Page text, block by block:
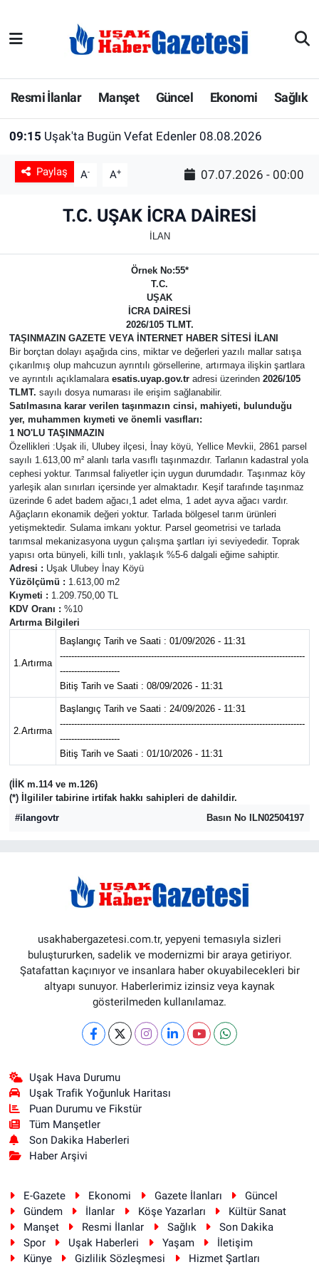
Resmi İlanlar Manşet Güncel Ekonomi Sağlık
09:15 Uşak'ta Bugün Vefat Edenler 08.08.2026
Paylaş A- A+ 07.07.2026 - 00:00
T.C. UŞAK İCRA DAİRESİ
İLAN
Örnek No:55*
T.C.
UŞAK
İCRA DAİRESİ
2026/105 TLMT.
TAŞINMAZIN GAZETE VEYA İNTERNET HABER SİTESİ İLANI
Bir borçtan dolayı aşağıda cins, miktar ve değerleri yazılı mallar satışa
çıkarılmış olup mahcuzun ayrıntılı görsellerine, artırmaya ilişkin şartlara
ve ayrıntılı açıklamalara esatis.uyap.gov.tradresi üzerinden 2026/105
TLMT. sayılı dosya numarası ile erişim sağlanabilir.
Satılmasına karar verilen taşınmazın cinsi, mahiyeti, bulunduğu
yer, muhammen kıymeti ve önemli vasıfları:
1 NO'LU TAŞINMAZIN
Özellikleri :Uşak ili, Ulubey ilçesi, İnay köyü, Yellice Mevkii, 2861 parsel
sayılı 1.613,00 m² alanlı tarla vasıflı taşınmazdır. Tarlanın kadastral yola
cephesi yoktur. Tarımsal faliyetler için uygun durumdadır. Taşınmaz köy
yarleşik alan sınırları içersinde yer almaktadır. Keşif tarafınde taşınmaz
üzerinde 6 adet badem ağacı,1 adet elma, 1 adet ayva ağacı vardır.
Ağaçların ekonamik değeri yoktur. Tarlada bölgesel tarım ürünleri
yetişmektedir. Sulama imkanı yoktur. Parsel geometrisi ve tarlada
tarımsal mekanizasyona uygun çalışma şartları iyi seviyededir. Toprak
yapısı orta bünyeli, killi tınlı, yaklaşık %5-6 dalgali eğime sahiptir.
Adresi : Uşak Ulubey İnay Köyü
Yüzölçümü : 1.613,00 m2
Kıymeti : 1.209.750,00 TL
KDV Oranı : %10
Artırma Bilgileri
1.Artırma
Başlangıç Tarih ve Saati : 01/09/2026 - 11:31
--------------------------------------------------------------------------------------
---------------------
Bitiş Tarih ve Saati : 08/09/2026 - 11:31
2.Artırma
Başlangıç Tarih ve Saati : 24/09/2026 - 11:31
--------------------------------------------------------------------------------------
---------------------
Bitiş Tarih ve Saati : 01/10/2026 - 11:31
(İİK m.114 ve m.126)
(*) İlgililer tabirine irtifak hakkı sahipleri de dahildir.
#ilangovtr
Basın No ILN02504197
usakhabergazetesi.com.tr, yepyeni temasıyla sizleri
buluştururken, sadelik ve modernizmi bir araya getiriyor.
Şatafattan kaçınıyor ve insanlara haber okuyabilecekleri bir
altyapı sunuyor. Haberlerimiz izinsiz veya kaynak
gösterilmeden kullanılamaz.
Uşak Hava Durumu
Uşak Trafik Yoğunluk Haritası
Puan Durumu ve Fikstür
Tüm Manşetler
Son Dakika Haberleri
Haber Arşivi
E-Gazete Ekonomi Gazete İlanları
Güncel
Gündem
İlanlar Köşe Yazarları
Kültür Sanat
Manşet
Resmi İlanlar Sağlık
Son Dakika
Spor
Uşak Haberleri Yaşam
İletişim
Künye
Gizlilik Sözleşmesi Hizmet Şartları
E-Gazete
Ekonomi
Güncel
Manşet
Resmi İlanlar
Sağlık
Son Dakika
Spor
Uşak Haberleri
Uşak Hava Durumu
Uşak Trafik Yoğunluk Haritası
Tüm Manşetler